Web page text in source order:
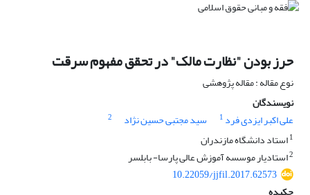
حرز بودن "نظارت مالک" در تحقق مفهوم سرقت
نوع مقاله : مقاله پژوهشی
نویسندگان
علی اکبر ایزدی فرد 1 سید مجتبی حسین نژاد
2
1استاد دانشگاه مازندران
2استادیار موسسه آموزش عالی پارسا- بابلسر
10.22059/jjfil.2017.62573